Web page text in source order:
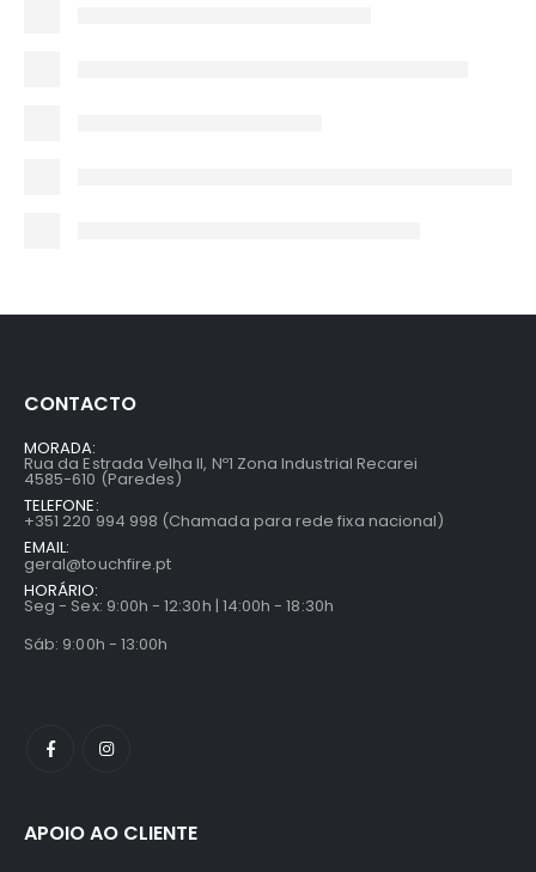
CONTACTO
MORADA:
Rua da Estrada Velha II, Nº1 Zona Industrial Recarei
4585-610 (Paredes)
TELEFONE:
+351 220 994 998 (Chamada para rede fixa nacional)
EMAIL:
geral@touchfire.pt
HORÁRIO:
Seg - Sex: 9:00h - 12:30h | 14:00h - 18:30h
Sáb: 9:00h - 13:00h
APOIO AO CLIENTE